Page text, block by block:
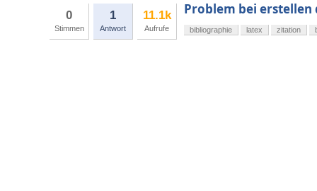
0
Stimmen
1
Antwort
11.1k
Aufrufe
Problem bei
bibliographie latex zitation